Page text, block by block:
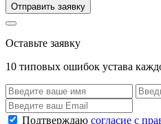
Отправить заявку
Оставьте заявку
10 типовых ошибок устава
Подтверждаю согласие с